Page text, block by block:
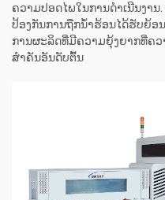
ຄວາມປອດໄພໃນການດຳເນີນງາ
ປ້ອງກັນການຖືກນ້ຳຮ້ອນໄດ້ຮັບຍ້ອ
ການຜະລິດທີ່ມີຄວາມຍຸ້ງຍາກທີ່ຄວ
ສຳຄັນອັນດັບຕົ້ນ